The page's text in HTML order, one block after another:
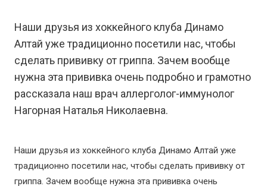
Наши друзья из хоккейного клуба Динамо
Алтай уже традиционно посетили нас, чтобы
сделать прививку от гриппа. Зачем вообще
нужна эта прививка очень подробно и грамотно
рассказала наш врач аллерголог-иммунолог
Нагорная Наталья Николаевна.
Наши друзья из хоккейного клуба Динамо Алтай уже
традиционно посетили нас, чтобы сделать прививку от
гриппа. Зачем вообще нужна эта прививка очень